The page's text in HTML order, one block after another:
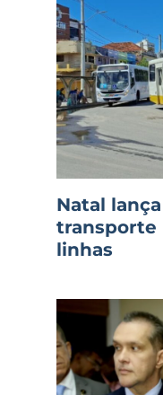
Natal
transporte
linhas